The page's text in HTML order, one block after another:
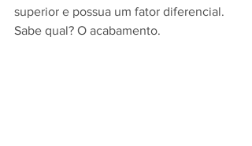
superior e possua um fator diferencial.
Sabe qual? O acabamento.